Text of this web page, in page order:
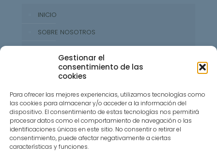
Gestionar el
consentimiento de las
cookies
Para ofrecer las mejores experiencias, utilizamos tecnologías como
las cookies para almacenar y/o acceder a la información del
dispositivo. El consentimiento de estas tecnologías nos permitirá
procesar datos como el comportamiento de navegación o las
identificaciones únicas en este sitio. No consentir o retirar el
consentimiento, puede afectar negativamente a ciertas
características y funciones.
INICIO
SOBRE NOSOTROS
RESERVAR MESA